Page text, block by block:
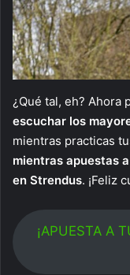
¿Qué tal, eh? Ahora
escuchar los
mientras practicas
mientras apuestas
en Strendus. ¡Feliz
¡APUESTA A